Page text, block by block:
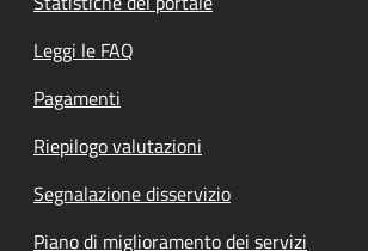
Leggi le FAQ
Pagamenti
Riepilogo valutazioni
Segnalazione disservizio
Piano di miglioramento dei servizi